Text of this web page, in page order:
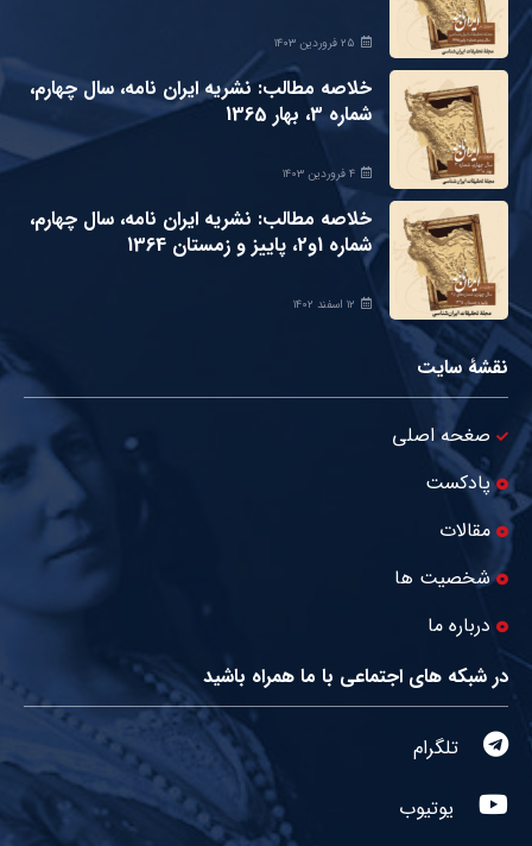
۲۵ فروردین ۱۴۰۳
خلاصه مطالب: نشریه ایران نامه، سال چهارم،
شماره 3، بهار 1365
۴ فروردین ۱۴۰۳
خلاصه مطالب: نشریه ایران نامه، سال چهارم،
شماره 1و2، پاییز و زمستان 1364
۱۲ اسفند ۱۴۰۲
نقشۀ سایت
صغحه اصلی
پادکست
مقالات
شخصیت ها
درباره ما
در شبکه های اجتماعی با ما همراه باشید
تلگرام
یوتیوب